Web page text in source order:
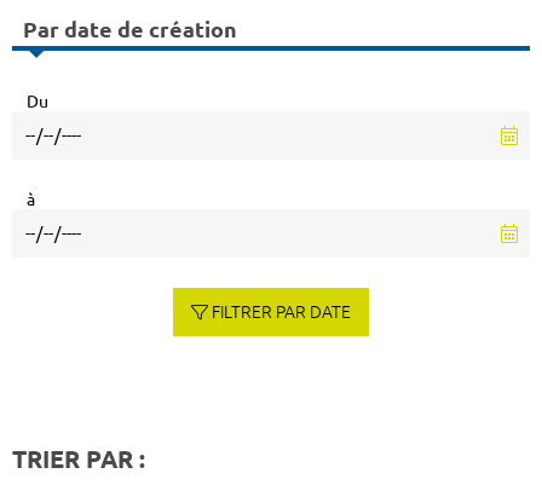
Par date de création
Du
à
FILTRER PAR DATE
TRIER PAR :